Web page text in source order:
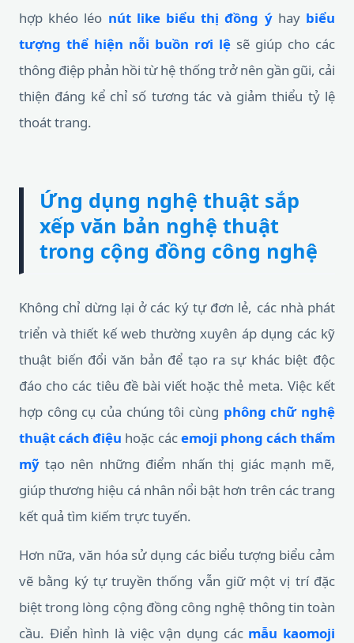
hợp khéo léo nút like biểu thị đồng ýhay biểu
tượng thể hiện nỗi buồn rơi lệ sẽ giúp cho các
thông điệp phản hồi từ hệ thống trở nên gần gũi, cải
thiện đáng kể chỉ số tương tác và giảm thiểu tỷ lệ
thoát trang.
Ứng dụng nghệ thuật sắp
xếp văn bản nghệ thuật
trong cộng đồng công nghệ
Không chỉ dừng lại ở các ký tự đơn lẻ, các nhà phát
triển và thiết kế web thường xuyên áp dụng các kỹ
thuật biến đổi văn bản để tạo ra sự khác biệt độc
đáo cho các tiêu đề bài viết hoặc thẻ meta. Việc kết
hợp công cụ của chúng tôi cùng phông chữ nghệ
thuật cách điệu hoặc cácemoji phong cách thẩm
mỹ tạo nên những điểm nhấn thị giác mạnh mẽ,
giúp thương hiệu cá nhân nổi bật hơn trên các trang
kết quả tìm kiếm trực tuyến.
Hơn nữa, văn hóa sử dụng các biểu tượng biểu cảm
vẽ bằng ký tự truyền thống vẫn giữ một vị trí đặc
biệt trong lòng cộng đồng công nghệ thông tin toàn
cầu. Điển hình là việc vận dụng các mẫu kaomoji